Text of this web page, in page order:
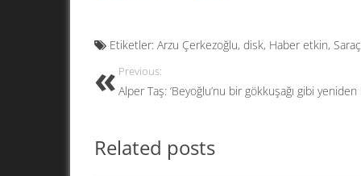
e
b
o
k
to
d
o
ail ar
e
Etiketler: Arzu Çerkezoğlu, disk, Haber etkin,
Previous:
Alper Taş: ‘Beyoğlu’nu bir gökkuşağı gibi yeniden
Related posts